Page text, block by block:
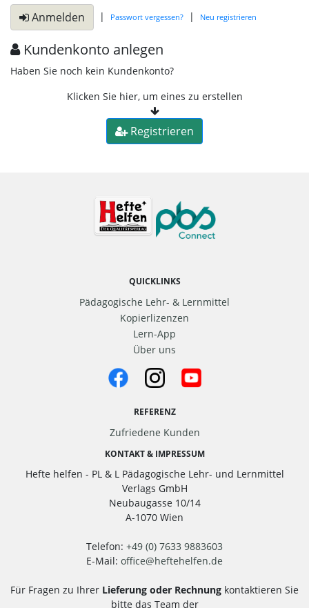
Anmelden | Passwort vergessen? | Neu registrieren
Kundenkonto anlegen
Haben Sie noch kein Kundenkonto?
Klicken Sie hier, um eines zu erstellen
Registrieren
QUICKLINKS
Pädagogische Lehr- & Lernmittel
Kopierlizenzen
Lern-App
Über uns
REFERENZ
Zufriedene Kunden
KONTAKT & IMPRESSUM
Hefte helfen - PL & L Pädagogische Lehr- und Lernmittel
Verlags GmbH
Neubaugasse 10/14
A-1070 Wien
Telefon: +49 (0) 7633 9883603
E-Mail: office@heftehelfen.de
Für Fragen zu Ihrer Lieferung oder Rechnung kontaktieren Sie
bitte das Team der